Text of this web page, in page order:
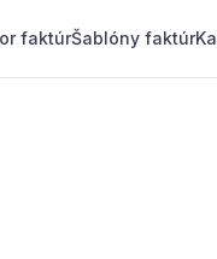
faktúrŠablóny faktúr